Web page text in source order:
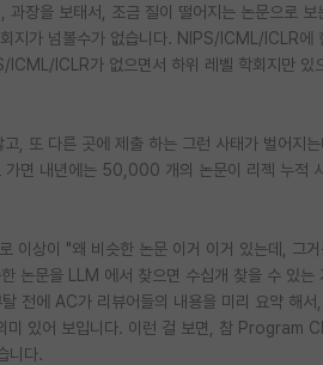
장을 보태서, 조금 질이 떨어지는 논문으로 보
지가 넘볼수가 없습니다. NIPS/ICML/ICLR에
ICLR가 없으면서 하위 레벨 학회지만 있
또 다른 곳에 제출 하는 그런 사태가 벌어지는
면 내년에는 50,000 개의 논문이 리젝 누적
상이 "왜 비슷한 논문 이거 이거 있는데, 그거
논문을 LLM 에서 찾으면 수십개 찾을 수 있는
전에 AC가 리뷰어들의 내용을 미리 요약 해서,
미 있어 보입니다. 이런 걸 보면, 참 Program
니다.